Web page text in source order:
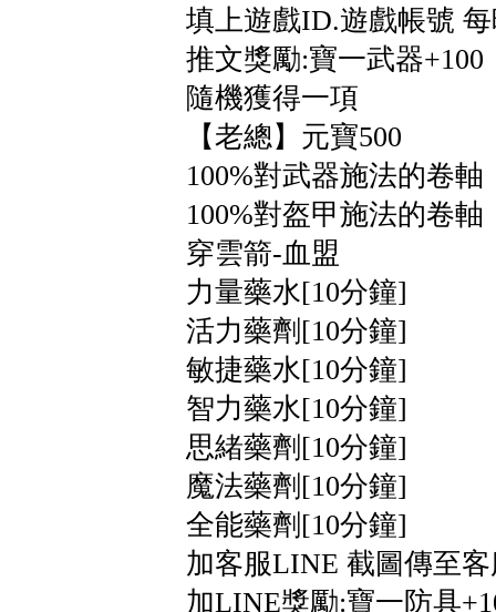
填上遊戲ID.遊戲帳號
推文獎勵:寶一武器
隨機獲得一項
【老總】元寶500
100%對武器施法的卷軸
100%對盔甲施法的卷軸
穿雲箭-血盟
力量藥水[10分鐘]
活力藥劑[10分鐘]
敏捷藥水[10分鐘]
智力藥水[10分鐘]
思緒藥劑[10分鐘]
魔法藥劑[10分鐘]
全能藥劑[10分鐘]
加客服LINE 截圖傳至
加LINE獎勵:寶一防具